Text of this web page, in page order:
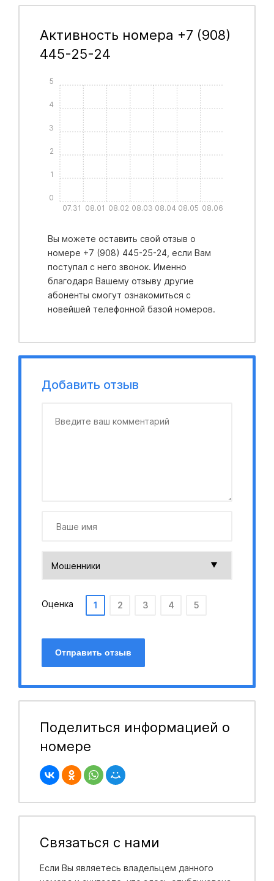
Активность номера +7 (908)
445-25-24
07.31 08.01 08.02 08.03 08.04 08.05 08.06
0
1
2
3
4
5
Вы можете оставить свой отзыв о
номере +7 (908) 445-25-24, если Вам
поступал с него звонок. Именно
благодаря Вашему отзыву другие
абоненты смогут ознакомиться с
новейшей телефонной базой номеров.
Добавить отзыв
Оценка 1 2 3 4 5
Отправить отзыв
Поделиться информацией о
номере
Связаться с нами
Если Вы являетесь владельцем данного